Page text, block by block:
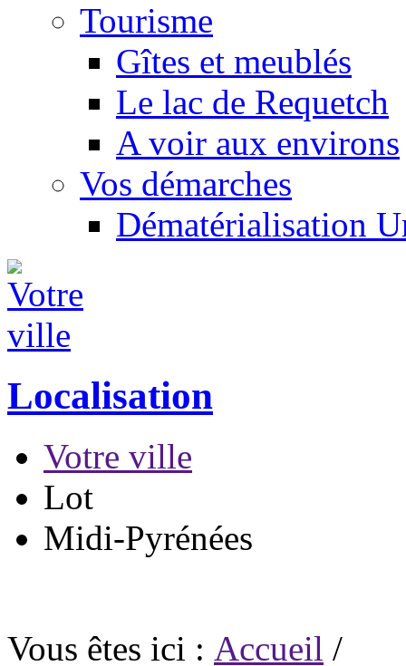
Tourisme
Gîtes et meublés
Le lac de Requetch
A voir aux environs
Vos démarches
Dématérialisation
Localisation
Votre ville
Lot
Midi-Pyrénées
Vous êtes ici : Accueil /